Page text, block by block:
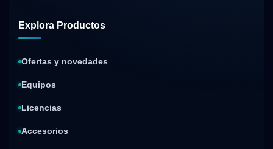
Explora Productos
Ofertas y novedades
Equipos
Licencias
Accesorios